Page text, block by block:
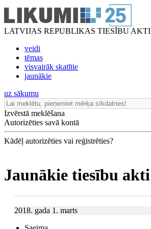
LATVIJAS REPUBLIKAS TIESĪBU AKTI
veidi
tēmas
visvairāk skatītie
jaunākie
uz sākumu
Izvērstā meklēšana
Autorizēties savā kontā
Kādēļ autorizēties vai reģistrēties?
Jaunākie tiesību akti
2018. gada 1. marts